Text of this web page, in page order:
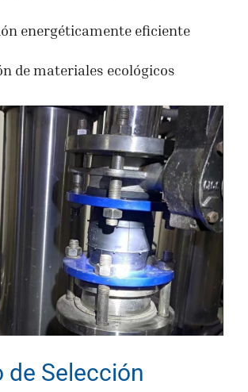
energéticamente eficiente
de materiales ecológicos
de Selección